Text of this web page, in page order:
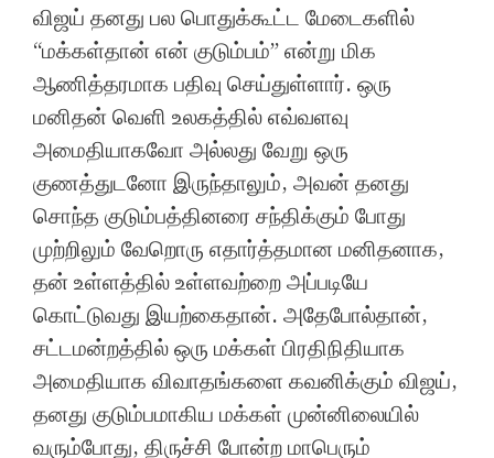
விஜய் தனது பல பொதுக்கூட்ட மேடைகளில்
“மக்கள்தான் என் குடும்பம்” என்று மிக
ஆணித்தரமாக பதிவு செய்துள்ளார். ஒரு
மனிதன் வெளி உலகத்தில் எவ்வளவு
அமைதியாகவோ அல்லது வேறு ஒரு
குணத்துடனோ இருந்தாலும், அவன் தனது
சொந்த குடும்பத்தினரை சந்திக்கும் போது
முற்றிலும் வேறொரு எதார்த்தமான மனிதனாக,
தன் உள்ளத்தில் உள்ளவற்றை அப்படியே
கொட்டுவது இயற்கைதான். அதேபோல்தான்,
சட்டமன்றத்தில் ஒரு மக்கள் பிரதிநிதியாக
அமைதியாக விவாதங்களை கவனிக்கும் விஜய்,
தனது குடும்பமாகிய மக்கள் முன்னிலையில்
வரும்போது, திருச்சி போன்ற மாபெரும்